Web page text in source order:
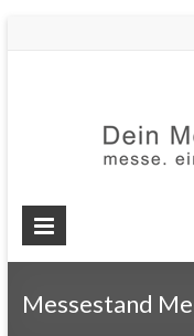
Messestand